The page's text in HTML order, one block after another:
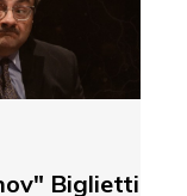
Biglietti